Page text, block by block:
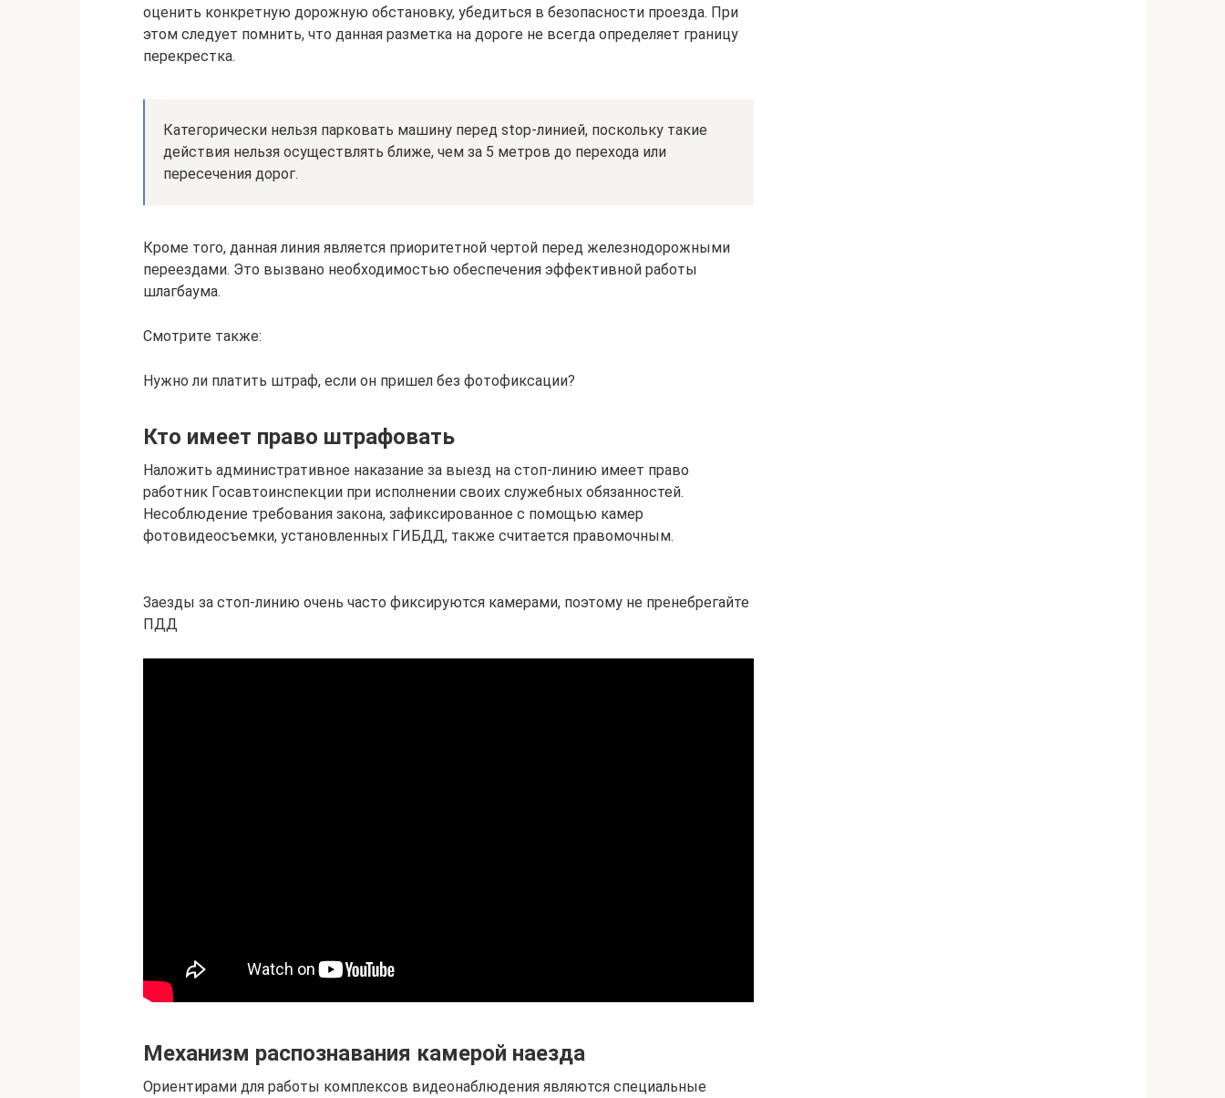
оценить конкретную дорожную обстановку, убедиться в безопасности проезда. При
этом следует помнить, что данная разметка на дороге не всегда определяет границу
перекрестка.
Категорически нельзя парковать машину перед stop-линией, поскольку такие
действия нельзя осуществлять ближе, чем за 5 метров до перехода или
пересечения дорог.
Кроме того, данная линия является приоритетной чертой перед железнодорожными
переездами. Это вызвано необходимостью обеспечения эффективной работы
шлагбаума.
Смотрите также:
Нужно ли платить штраф, если он пришел без фотофиксации?
Кто имеет право штрафовать
Наложить административное наказание за выезд на стоп-линию имеет право
работник Госавтоинспекции при исполнении своих служебных обязанностей.
Несоблюдение требования закона, зафиксированное с помощью камер
фотовидеосъемки, установленных ГИБДД, также считается правомочным.
Заезды за стоп-линию очень часто фиксируются камерами, поэтому не пренебрегайте
ПДД
Механизм распознавания камерой наезда
Ориентирами для работы комплексов видеонаблюдения являются специальные